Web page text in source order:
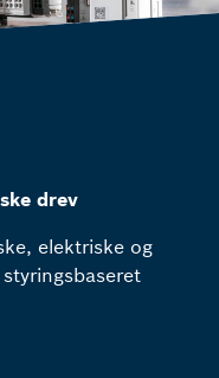
drev
elektriske og